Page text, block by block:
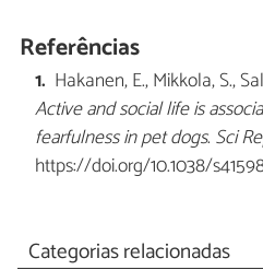
Referências
Hakanen, E., Mikkola, S.,
Active and social life is
fearfulness in pet dogs. Sci
https://doi.org/10.1038/
Categorias relacionadas